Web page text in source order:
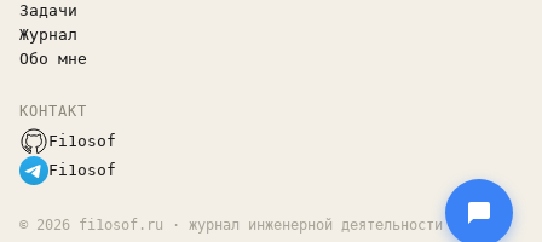
Задачи
Журнал
Обо мне
КОНТАКТ
Fi1osof
Fi1osof
© 2026 fi1osof.ru · журнал инженерной деятельности